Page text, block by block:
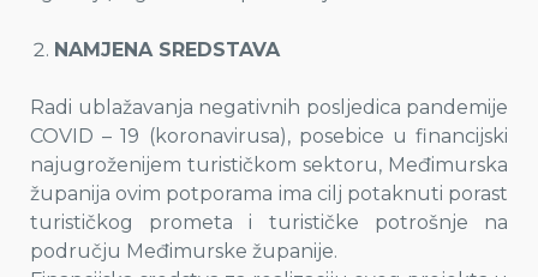
NAMJENA SREDSTAVA
Radi ublažavanja negativnih posljedica pandemije
COVID – 19 (koronavirusa), posebice u financijski
najugroženijem turističkom sektoru, Međimurska
županija ovim potporama ima cilj potaknuti porast
turističkog prometa i turističke potrošnje na
području Međimurske županije.